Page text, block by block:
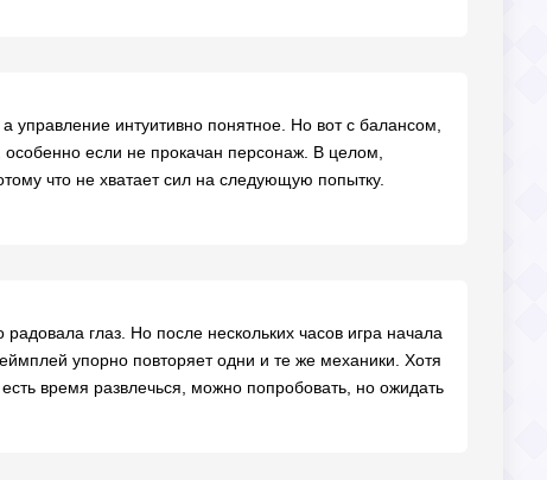
управление интуитивно понятное. Но вот с балансом,
если не прокачан персонаж. В целом,
что не хватает сил на следующую попытку.
глаз. Но после нескольких часов игра начала
упорно повторяет одни и те же механики. Хотя
время развлечься, можно попробовать, но ожидать